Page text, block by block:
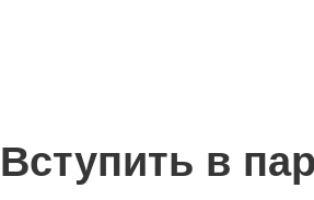
Вступить в